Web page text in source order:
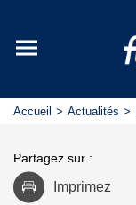
Accueil Actualités
Partagez sur :
Imprimez